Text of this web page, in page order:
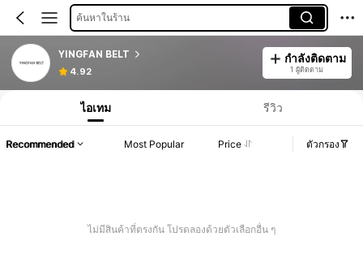
ค้นหาในร้าน
YINGFAN BELT
4.92
กำลังติดตาม
1 ผู้ติดตาม
ไอเทม รีวิว
Recommended Most Popular Price ตัวกรอง
ไม่มีสินค้าที่ตรงกัน โปรดลองด้วยตัวเลือกอื่น ๆ